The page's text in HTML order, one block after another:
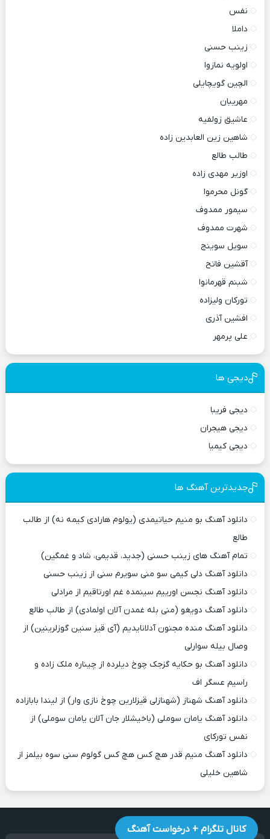
نفس
داملا
زینب حسنی
اولویه نمازوا
الچین گویچایلی
مهریبان
عاشیق زولفیه
شاهین زین العابدین زاده
طالب طالع
اوزیر مهدی زاده
گونل محرموا
سیمور ممدوف
شهرت ممدوف
سویل سوینج
آقشین فاتح
شبنم قهرمانوا
تورکان ولیزاده
افشین آذری
علی پرمهر
دیجی ها
دیجی فریبا
دیجی هیجران
دیجی کیمیا
جدیدترین آهنگ ها
دانلود آهنگ بو منیم حیاتیمدی (یولوم هارادی کیمه نه) از طالب
طالع
تمام آهنگ های زینب حسنی (جدید، قدیمی، شاد و غمگین)
دانلود آهنگ دلی کیمی سو منی سویرم سنی از زینب حسنی
دانلود آهنگ نجسن اورییم سینمده غم اورتاقیم از مرادلی
دانلود آهنگ دویغو (منی بله غمدن آلان اولمادی) از طالب طالع
دانلود آهنگ منده مجنون آدلانایدیم (آی قیز سنین گوزلرینین) از
وصال بیله سوارلی
دانلود آهنگ بو حکایه گزجک چوخ دیلرده از چیناره ملک زاده و
راسیم عسگر اف
دانلود آهنگ شهناز (شهنازلی قیزلارین چوخ نازی وار) از لیندا بابازاده
دانلود آهنگ یامان سوملی (باخیشلار جان آلان یامان سوملی) از
نفس تورکای
دانلود آهنگ منیم قدر هچ کس هچ کس گولوم سنی سوه بیلمز از
شاهین خلیلی
کانال تلگرام + درخواست آهنگ